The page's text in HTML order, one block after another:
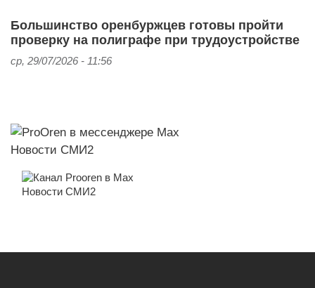
Большинство оренбуржцев готовы пройти
проверку на полиграфе при трудоустройстве
ср, 29/07/2026 - 11:56
Новости СМИ2
Новости СМИ2